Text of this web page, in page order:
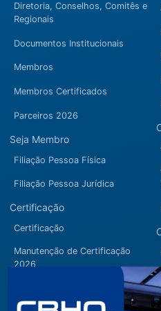
Diretoria, Conselhos, Comitês e
Regionais
Documentos Institucionais
Membros
Membros Certificados
Parceiros 2026
Seja Membro
Filiação Pessoa Física
Filiação Pessoa Jurídica
Certificação
Certificação
Manutenção de Certificação
2026